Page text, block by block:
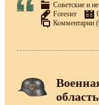
Советские и
Forester
Комментарии
область